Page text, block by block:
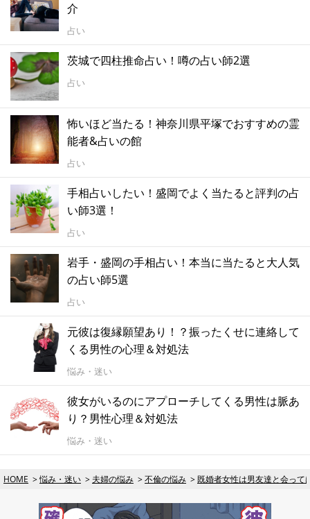
介
占い
茨城で四柱推命占い！噂の占い師2選
占い
怖いほど当たる！神奈川県平塚でおすすめの霊
能者&占いの館
占い
手相占いしたい！盛岡でよく当たると評判の占
い師3選！
占い
岩手・盛岡の手相占い！本当に当たると大人気
の占い師5選
占い
元彼は復縁願望あり！？振ったくせに連絡して
くる男性の心理＆対処法
悩み・迷い
彼女がいるのにアプローチしてくる男性は脈あ
り？男性心理＆対処法
悩み・迷い
HOME 悩み・迷い 夫婦の悩み 不倫の悩み 既婚者女性は男友達と会って